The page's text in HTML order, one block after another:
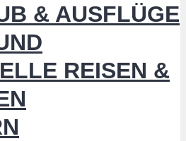
& AUSFLÜGE
REISEN &